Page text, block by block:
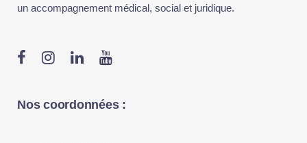
un accompagnement médical, social et juridique.
Nos coordonnées :